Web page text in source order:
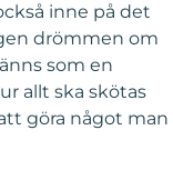
inne på det
drömmen om
som en
allt ska skötas
göra något man